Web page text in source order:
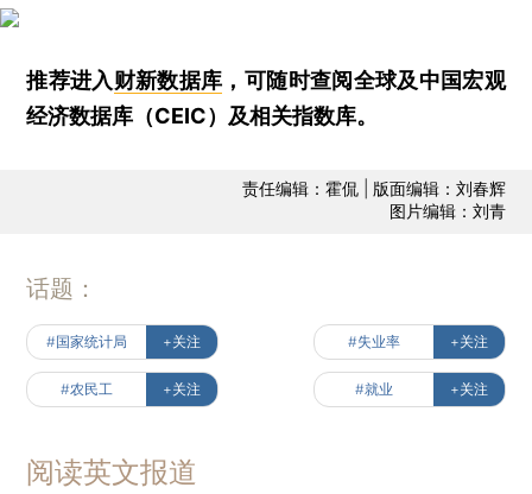
推荐进入财新数据库 ，可随时查阅全球及中国宏观
经济数据库（CEIC）及相关指数库。
责任编辑：霍侃 | 版面编辑：刘春辉
图片编辑：刘青
话题：
#国家统计局 +关注 #失业率 +关注
#农民工 +关注 #就业 +关注
阅读英文报道